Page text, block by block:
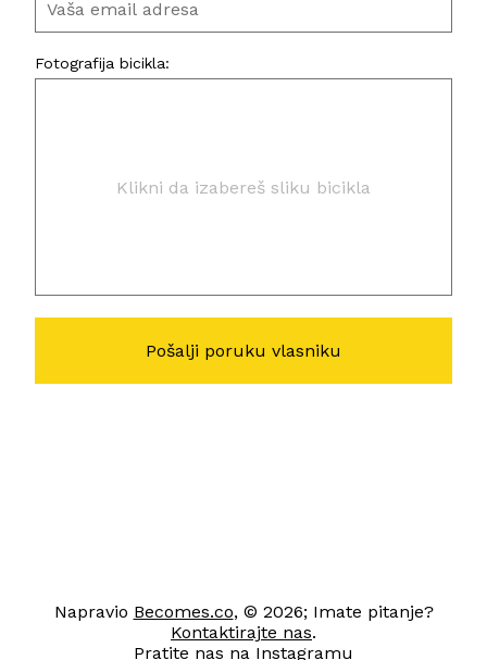
Fotografija bicikla:
Klikni da izabereš sliku bicikla
Napravio Becomes.co, © 2026; Imate pitanje?
Kontaktirajte nas.
Pratite nas na Instagramu